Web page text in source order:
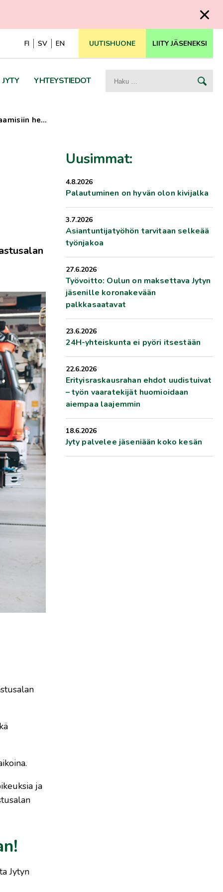
FI SV EN UUTISHUONE LIITY JÄSENEKSI
JYTY YHTEYSTIEDOT Haku:
he…
ja
Jytyn
Uusimmat:
4.8.2026
Palautuminen on hyvän olon kivijalka
3.7.2026
Asiantuntijatyöhön tarvitaan selkeää
työnjakoa
27.6.2026
Työvoitto: Oulun on maksettava Jytyn
jäsenille koronakevään
palkkasaatavat
23.6.2026
24H-yhteiskunta ei pyöri itsestään
22.6.2026
Erityisraskausrahan ehdot uudistuivat
– työn vaaratekijät huomioidaan
aiempaa laajemmin
18.6.2026
Jyty palvelee jäseniään koko kesän